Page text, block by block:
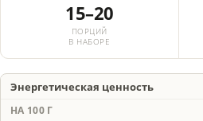
15–20
ПОРЦИЙ
В НАБОРЕ
Энергетическая ценность